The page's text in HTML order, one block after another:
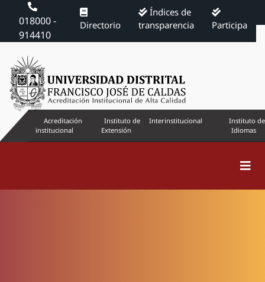
018000 -
914410
Directorio
Índices de
transparencia
Participa
Acreditación
institucional
Instituto de
Extensión
Interinstitucional
Instituto de
Idiomas